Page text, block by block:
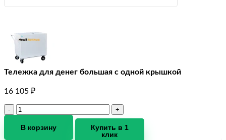
Тележка для денег большая с одной крышкой
16 105 ₽
Количество
Тележка
В корзину
Купить в 1
клик